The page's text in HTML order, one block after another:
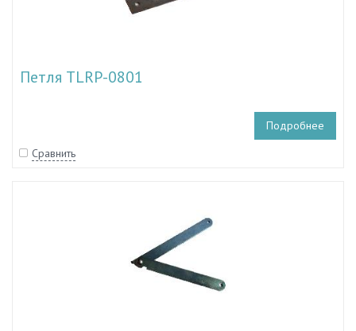
Петля TLRP-0801
Подробнее
Сравнить